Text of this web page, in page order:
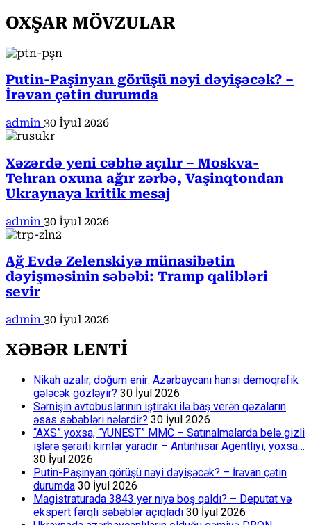
OXŞAR MÖVZULAR
Putin-Paşinyan görüşü nəyi dəyişəcək? –
İrəvan çətin durumda
admin 30 İyul 2026
Xəzərdə yeni cəbhə açılır – Moskva-
Tehran oxuna ağır zərbə, Vaşinqtondan
Ukraynaya kritik mesaj
admin 30 İyul 2026
Ağ Evdə Zelenskiyə münasibətin
dəyişməsinin səbəbi: Tramp qalibləri
sevir
admin 30 İyul 2026
XƏBƏR LENTİ
Nikah azalır, doğum enir: Azərbaycanı hansı demoqrafik
gələcək gözləyir? 30 İyul 2026
Sərnişin avtobuslarının iştirakı ilə baş verən qəzaların
əsas səbəbləri nələrdir? 30 İyul 2026
“AXS” yoxsa, “YUNEST” MMC – Satınalmalarda belə gizli
işlərə şəraiti kimlər yaradır – Antinhisar Agentliyi, yoxsa…
30 İyul 2026
Putin-Paşinyan görüşü nəyi dəyişəcək? – İrəvan çətin
durumda 30 İyul 2026
Magistraturada 3843 yer niyə boş qaldı? – Deputat və
ekspert fərqli səbəblər açıqladı 30 İyul 2026